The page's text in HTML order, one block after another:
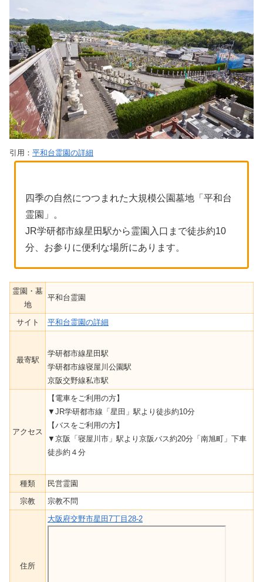
引用： 平和台霊園の詳細
四季の自然につつまれた大規模公園墓地「平和台
霊園」。
JR学研都市線星田駅から霊園入口まで徒歩約10
分、お参りに便利な場所にあります。
霊園・墓
地
平和台霊園
サイト 平和台霊園の詳細
最寄駅
学研都市線星田駅
学研都市線寝屋川公園駅
京阪交野線私市駅
アクセス
【電車をご利用の方】
▼JR学研都市線「星田」駅より徒歩約10分
【バスをご利用の方】
▼京阪「寝屋川市」駅より京阪バス約20分「南旭町」下車
徒歩約４分
種類
民営霊園
宗教
宗教不問
住所
大阪府交野市星田7丁目28-2